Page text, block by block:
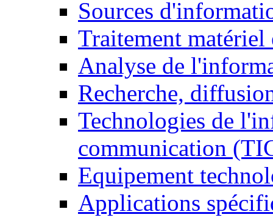
Sources
Traitement matériel
Analyse de
Recherche,
Technologies de
communication
Equipement
Applications